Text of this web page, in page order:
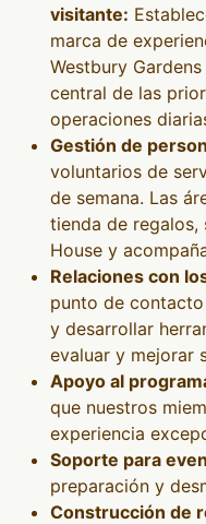
visitante:
marca de
Westbury
central de las
operaciones
Gestión de
voluntarios de
de semana. Las
tienda de regalos,
House y
Relaciones con
punto de
y desarrollar
evaluar y mejorar
Apoyo al
que nuestros
experiencia
Soporte para
preparación y
Construcción de